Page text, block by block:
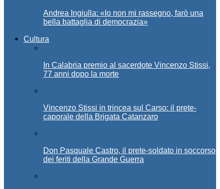
Andrea Ingiulla: «Io non mi rassegno, farò una
bella battaglia di democrazia»
Cultura
In Calabria premio al sacerdote Vincenzo Stissi,
77 anni dopo la morte
Vincenzo Stissi in trincea sul Carso: il prete-
caporale della Brigata Catanzaro
Don Pasquale Castro, il prete-soldato in soccorso
dei feriti della Grande Guerra